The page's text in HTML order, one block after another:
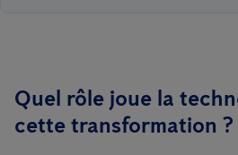
Quel rôle joue la
cette transformation ?